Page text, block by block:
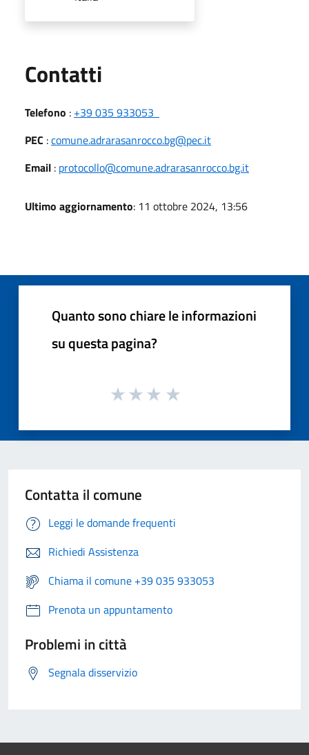
Contatti
Telefono : +39 035 933053
PEC :comune.adrarasanrocco.bg@pec.it
Email : protocollo@comune.adrarasanrocco.bg.it
Ultimo aggiornamento: 11 ottobre 2024, 13:56
Quanto sono chiare le informazioni
su questa pagina?
Contatta il comune
Leggi le domande frequenti
Richiedi Assistenza
Chiama il comune +39 035 933053
Prenota un appuntamento
Problemi in città
Segnala disservizio